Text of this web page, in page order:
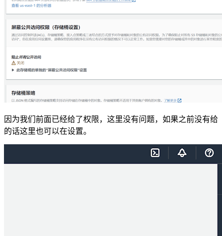
因为我们前面已经给了权限，这里没有问题，如果之前没有给
的话这里也可以在设置。